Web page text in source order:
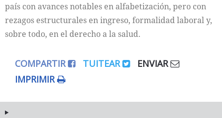
país con avances notables en alfabetización, pero con
rezagos estructurales en ingreso, formalidad laboral y,
sobre todo, en el derecho a la salud.
COMPARTIR TUITEAR
ENVIAR
IMPRIMIR